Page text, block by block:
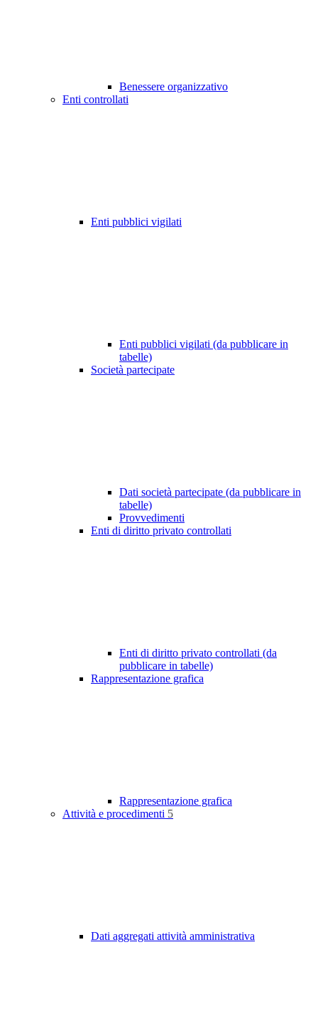
Benessere organizzativo
Enti controllati
Enti pubblici vigilati
Enti pubblici vigilati (da pubblicare in
tabelle)
Società partecipate
Dati società partecipate (da pubblicare in
tabelle)
Provvedimenti
Enti di diritto privato controllati
Enti di diritto privato controllati (da
pubblicare in tabelle)
Rappresentazione grafica
Rappresentazione grafica
Attività e procedimenti 5
Dati aggregati attività amministrativa